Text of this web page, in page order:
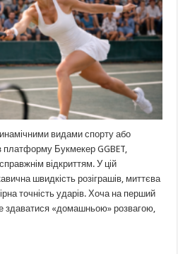
видами спорту або
Букмекер GGBET,
відкриттям. У цій
швидкість розіграшів, миттєва
точність ударів. Хоча на перший
здаватися «домашньою» розвагою,